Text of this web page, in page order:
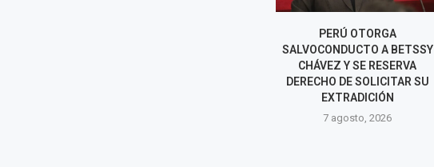
PERÚ OTORGA
SALVOCONDUCTO A BETSSY
CHÁVEZ Y SE RESERVA
DERECHO DE SOLICITAR SU
EXTRADICIÓN
7 agosto, 2026